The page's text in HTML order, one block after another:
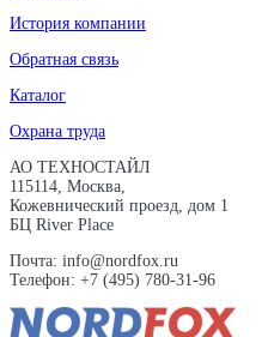
История компании
Обратная связь
Каталог
Охрана труда
АО ТЕХНОСТАЙЛ
115114, Москва,
Кожевнический проезд, дом 1
БЦ River Place
Почта: info@nordfox.ru
Телефон: +7 (495) 780-31-96